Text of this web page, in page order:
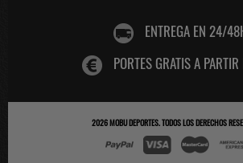
ENTREGA EN 24/
PORTES GRATIS A
2026MOBU DEPORTES. TODOS LOS DERECHOS